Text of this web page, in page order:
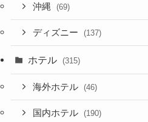
沖縄 (69)
ディズニー (137)
ホテル (315)
海外ホテル (46)
国内ホテル (190)